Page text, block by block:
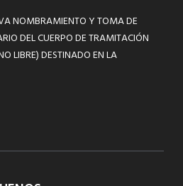
NOMBRAMIENTO Y TOMA DE
DEL CUERPO DE TRAMITACIÓN
LIBRE) DESTINADO EN LA